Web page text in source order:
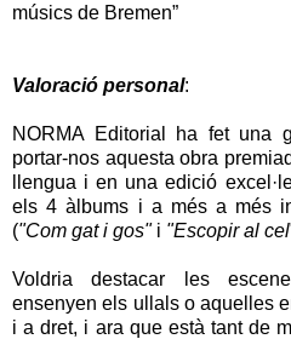
músics de Bremen”
Valoració personal:
NORMA Editorial ha fet una
portar-nos aquesta obra
llengua i en una edició
els 4 àlbums i a més a més
("Com gat i gos"i "Escopir al cel
Voldria destacar les
ensenyen els ullals o aquelles
i a dret, i ara que està tant de